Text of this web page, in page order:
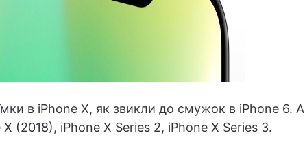
в iPhone X, як звикли до смужок в iPhone 6. А
(2018), iPhone X Series 2, iPhone X Series 3.